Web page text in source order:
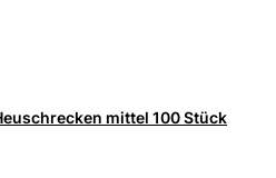
mittel 100 Stück